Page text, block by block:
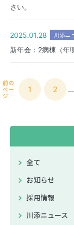
休診：土曜、日曜・
※労災保険指定医療機
全て
お知らせ
採用情報
川添ニュース
さい。
2025.01.28 川添ニ
新年会：2病棟（年
前の
ペー
ジ
1 2 ...